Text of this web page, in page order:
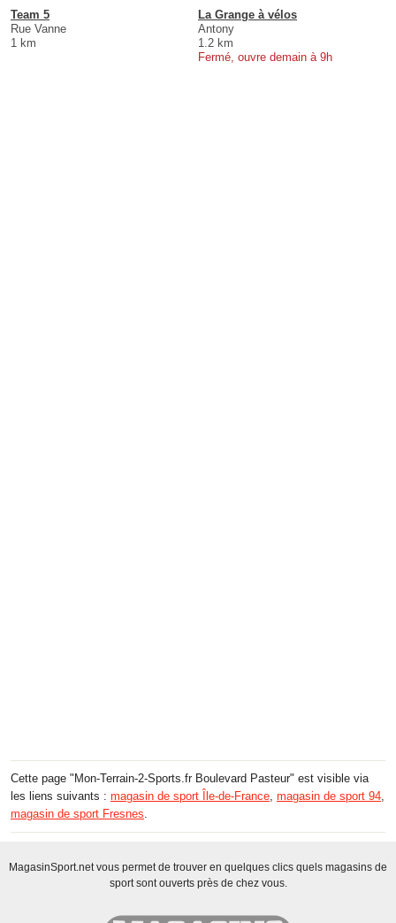
Team 5
Rue Vanne
1 km
La Grange à vélos
Antony
1.2 km
Fermé, ouvre demain à 9h
Cette page "Mon-Terrain-2-Sports.fr Boulevard Pasteur" est visible via
les liens suivants : magasin de sport Île-de-France, magasin de sport 94,
magasin de sport Fresnes.
MagasinSport.net vous permet de trouver en quelques clics quels magasins de
sport sont ouverts près de chez vous.